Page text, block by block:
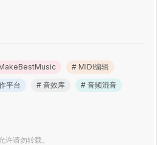
# MIDI编辑
平台 # 音效库
# 音频混音
许请勿转载。